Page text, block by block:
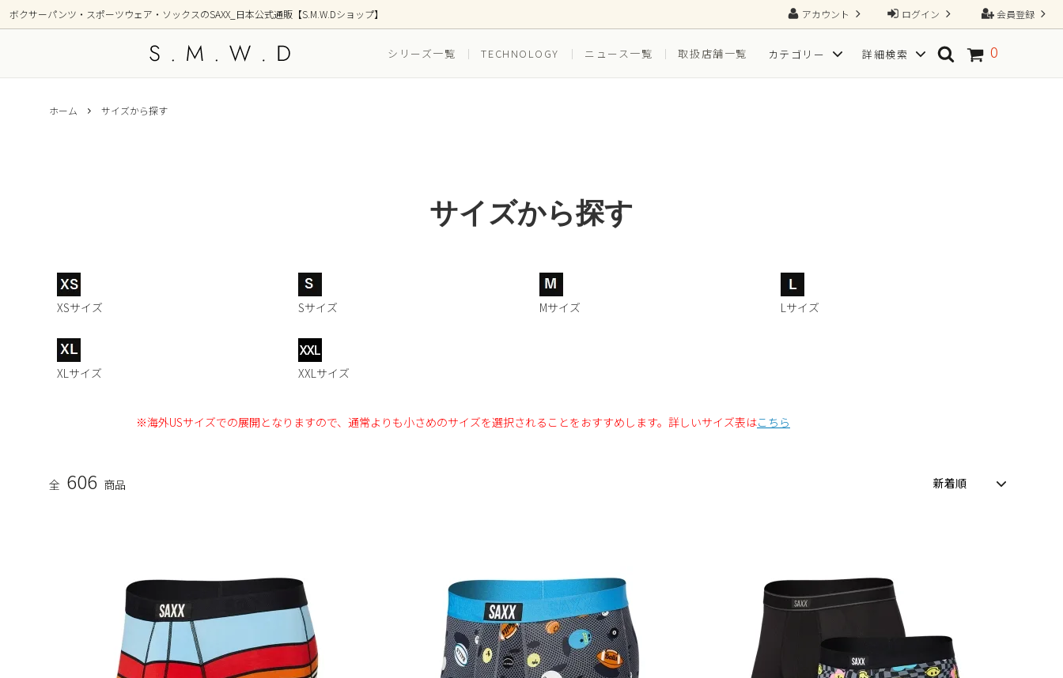
会員登録
ログイン
アカウント
ボクサーパンツ・スポーツウェア・ソックスのSAXX_日本公式通販【S.M.W.Dショップ】
シリーズ一覧 TECHNOLOGY ニュース一覧 取扱店舗一覧 カテゴリー 詳細検索
2枚組セット ボクサーブリーフ 3枚組セット ボクサーブリーフ
ポーチ形状別
0
ホーム サイズから探す
サイズから探す
XSサイズ Sサイズ Mサイズ Lサイズ
XLサイズ XXLサイズ
※海外USサイズでの展開となりますので、通常よりも小さめのサイズを選択されることをおすすめします。詳しいサイズ表はこちら
全 606 商品